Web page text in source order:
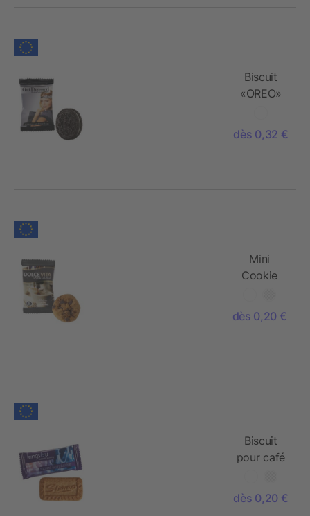
Biscuit
«OREO»
dès 0,32 €
Mini
Cookie
Mountain»
dès 0,20 €
Biscuit
pour café
dès 0,20 €